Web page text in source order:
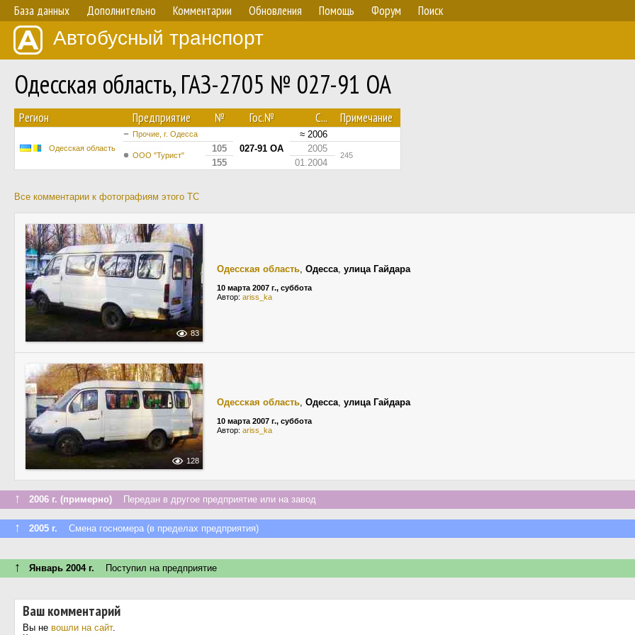
База данных Дополнительно Комментарии Обновления Помощь Форум Поиск
Автобусный транспорт
Одесская область, ГАЗ-2705 № 027-91 ОА
Регион Предприятие № Гос.№ С... Примечание
Одесская область
Прочие, г. Одесса
027-91 ОА
≈ 2006
ООО "Турист"
105 2005
245
155 01.2004
Все комментарии к фотографиям этого ТС
83
Одесская область, Одесса, улица Гайдара
10 марта 2007 г., суббота
Автор: ariss_ka
128
Одесская область, Одесса, улица Гайдара
10 марта 2007 г., суббота
Автор: ariss_ka
↑ 2006 г. (примерно) Передан в другое предприятие или на завод
↑ 2005 г. Смена госномера (в пределах предприятия)
↑ Январь 2004 г. Поступил на предприятие
Ваш комментарий
Вы не вошли на сайт.